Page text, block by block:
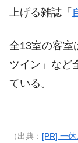
上げる雑誌「
全13室の客室
ツイン」など
ている。
（出典： [PR] 一